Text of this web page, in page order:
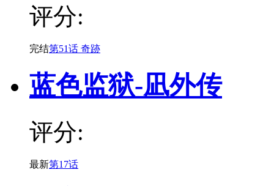
评分:
完结第51话 奇跡
蓝色监狱-凪外传
评分:
最新第17话